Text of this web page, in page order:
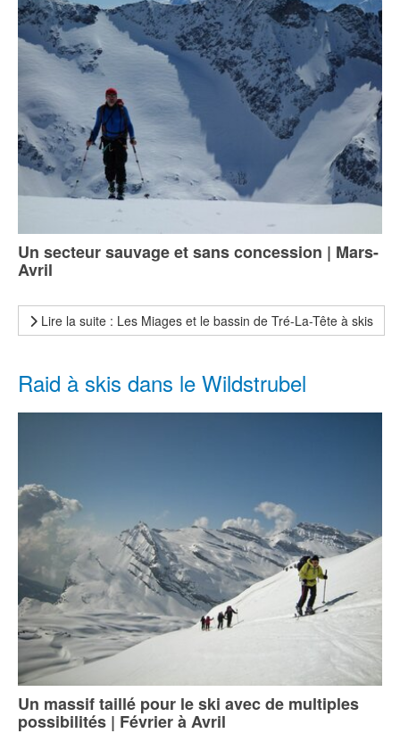
Un secteur sauvage et sans concession | Mars-
Avril
Lire la suite : Les Miages et le bassin de Tré-La-Tête à skis
Raid à skis dans le Wildstrubel
Un massif taillé pour le ski avec de multiples
possibilités | Février à Avril